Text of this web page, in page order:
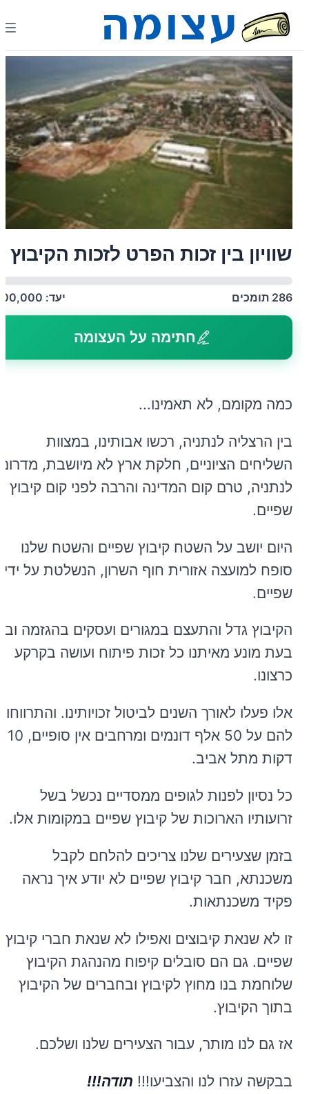
שוויון בין זכות הפרט לזכות הקיבוץ
286 תומכים יעד:
חתימה על העצומה
כמה מקומם, לא תאמינו...
בין הרצליה לנתניה, רכשו אבותינו, במצוות
השליחים הציוניים, חלקת ארץ לא מיושבת, מדרום
לנתניה, טרם קום המדינה והרבה לפני קום קיבוץ
שפיים.
היום יושב על השטח קיבוץ שפיים והשטח שלנו
סופח למועצה אזורית חוף השרון, הנשלטת על ידי
שפיים.
הקיבוץ גדל והתעצם במגורים ועסקים בהגזמה
בעת מונע מאיתנו כל זכות פיתוח ועושה בקרקע
כרצונו.
אלו פעלו לאורך השנים לביטול זכויותינו. והתרווחו
להם על 50 אלף דונמים ומרחבים אין סופיים, 10
דקות מתל אביב.
כל נסיון לפנות לגופים ממסדיים נכשל בשל
זרועותיו הארוכות של קיבוץ שפיים במקומות אלו.
בזמן שצעירים שלנו צריכים להלחם לקבל
משכנתא, חבר קיבוץ שפיים לא יודע איך נראה
פקיד משכנתאות.
זו לא שנאת קיבוצים ואפילו לא שנאת חברי קיבוץ
שפיים. גם הם סובלים קיפוח מהנהגת הקיבוץ
שלוחמת בנו מחוץ לקיבוץ ובחברים של הקיבוץ
בתוך הקיבוץ.
אז גם לנו מותר, עבור הצעירים שלנו ושלכם.
בבקשה עזרו לנו והצביעו!!! תודה!!!